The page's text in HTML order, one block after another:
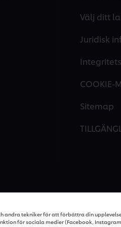
Välj ditt
Juridisk
COOKIE-
Sitemap
andra tekniker för att förbättra din
för sociala medier (Facebook,